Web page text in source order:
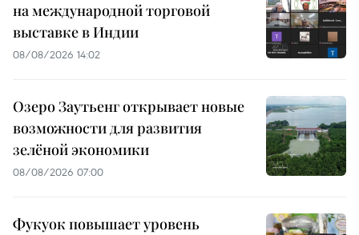
на международной торговой
выставке в Индии
08/08/2026 14:02
Озеро Заутьенг открывает новые
возможности для развития
зелёной экономики
08/08/2026 07:00
Фукуок повышает уровень